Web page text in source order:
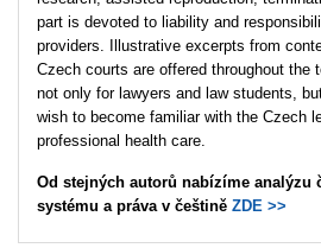
part is devoted to liability and
providers. Illustrative excerpts from
Czech courts are offered throughout the
not only for lawyers and law students,
wish to become familiar with the Czech
professional health care.
Od stejných autorů nabízíme analýzu
systému a práva v češtině ZDE >>